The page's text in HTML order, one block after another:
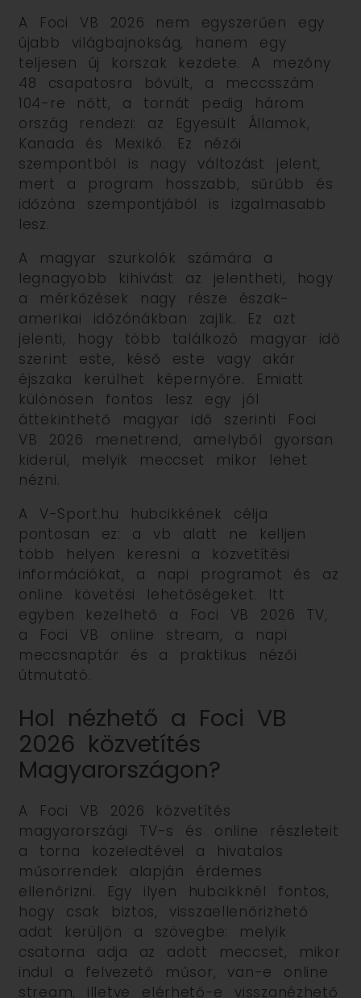
A Foci VB 2026 nem egyszerűen egy
újabb világbajnokság, hanem egy
teljesen új korszak kezdete. A mezőny
48 csapatosra bővült, a meccsszám
104-re nőtt, a tornát pedig három
ország rendezi: az Egyesült Államok,
Kanada és Mexikó. Ez nézői
szempontból is nagy változást jelent,
mert a program hosszabb, sűrűbb és
időzóna szempontjából is izgalmasabb
lesz.
A magyar szurkolók számára a
legnagyobb kihívást az jelentheti, hogy
a mérkőzések nagy része észak-
amerikai időzónákban zajlik. Ez azt
jelenti, hogy több találkozó magyar idő
szerint este, késő este vagy akár
éjszaka kerülhet képernyőre. Emiatt
különösen fontos lesz egy jól
áttekinthető magyar idő szerinti Foci
VB 2026 menetrend, amelyből gyorsan
kiderül, melyik meccset mikor lehet
nézni.
A V-Sport.hu hubcikkének célja
pontosan ez: a vb alatt ne kelljen
több helyen keresni a közvetítési
információkat, a napi programot és az
online követési lehetőségeket. Itt
egyben kezelhető a Foci VB 2026 TV,
a Foci VB online stream, a napi
meccsnaptár és a praktikus nézői
útmutató.
Hol nézhető a Foci VB
2026 közvetítés
Magyarországon?
A Foci VB 2026 közvetítés
magyarországi TV-s és online részleteit
a torna közeledtével a hivatalos
műsorrendek alapján érdemes
ellenőrizni. Egy ilyen hubcikknél fontos,
hogy csak biztos, visszaellenőrizhető
adat kerüljön a szövegbe: melyik
csatorna adja az adott meccset, mikor
indul a felvezető műsor, van-e online
stream, illetve elérhető-e visszanézhető